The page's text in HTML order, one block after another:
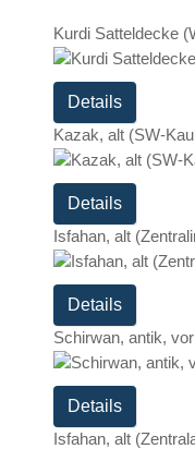
Kurdi Satteldecke
Details
Kazak, alt (SW-
Details
Isfahan, alt
Details
Schirwan, antik,
Details
Isfahan, alt